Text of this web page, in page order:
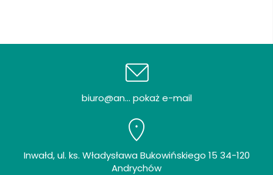
biuro@an... pokaż e-mail
Inwałd, ul. ks. Władysława Bukowińskiego 15 34-120
Andrychów